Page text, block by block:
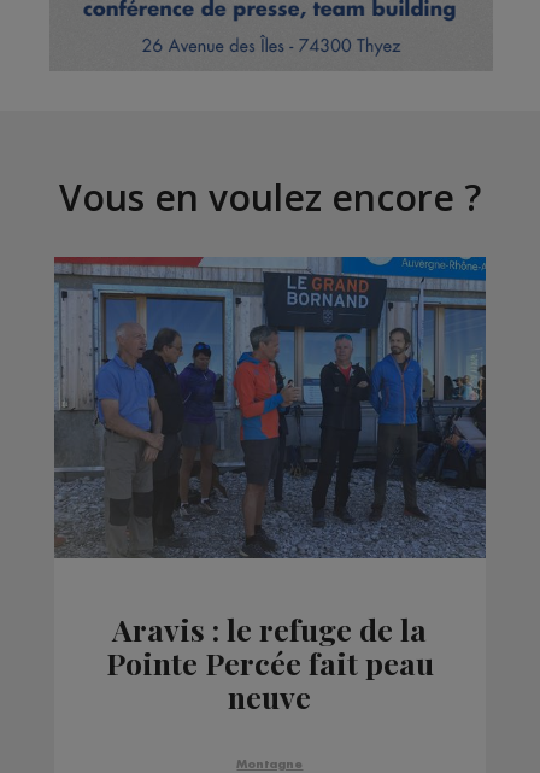
Vous en voulez encore ?
Aravis : le refuge de la
Pointe Percée fait peau
neuve
Montagne